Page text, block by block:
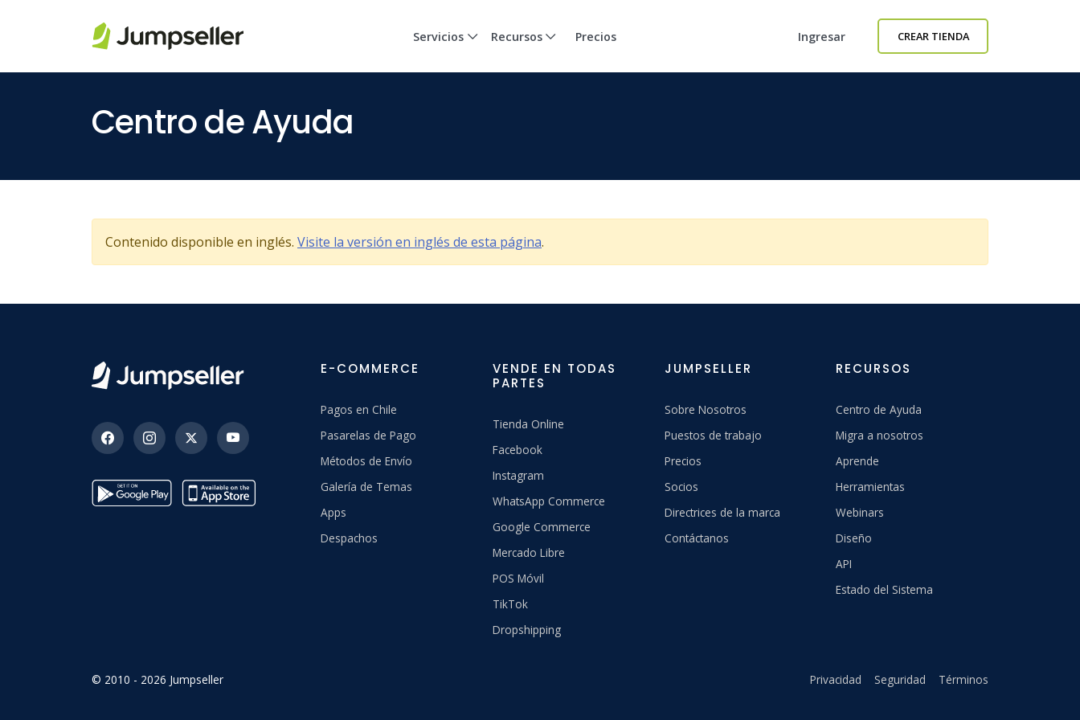
Saltar al contenido principal
Servicios Recursos Precios Ingresar CREAR TIENDA
Centro de Ayuda
Contenido disponible en inglés. Visite la versión en inglés de esta página.
E-COMMERCE
Pagos en Chile
Pasarelas de Pago
Métodos de Envío
Galería de Temas
Apps
Despachos
VENDE EN TODAS
PARTES
Tienda Online
Facebook
Instagram
WhatsApp Commerce
Google Commerce
Mercado Libre
POS Móvil
TikTok
Dropshipping
JUMPSELLER
Sobre Nosotros
Puestos de trabajo
Precios
Socios
Directrices de la marca
Contáctanos
RECURSOS
Centro de Ayuda
Migra a nosotros
Aprende
Herramientas
Webinars
Diseño
API
Estado del Sistema
© 2010 - 2026 Jumpseller Privacidad Seguridad Términos